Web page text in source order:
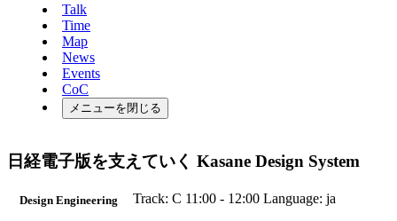
Talk
Time
Map
News
Events
CoC
メニューを閉じる
日経電子版を支えていく Kasane Design System
Design Engineering Track: C 11:00 - 12:00Language: ja